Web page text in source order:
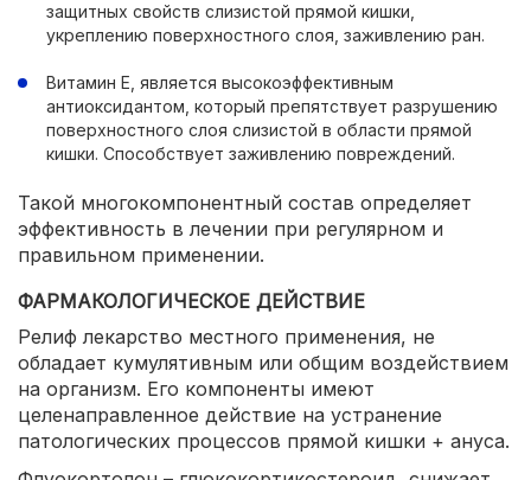
защитных свойств слизистой прямой кишки,
укреплению поверхностного слоя, заживлению ран.
Витамин Е, является высокоэффективным
антиоксидантом, который препятствует разрушению
поверхностного слоя слизистой в области прямой
кишки. Способствует заживлению повреждений.
Такой многокомпонентный состав определяет
эффективность в лечении при регулярном и
правильном применении.
ФАРМАКОЛОГИЧЕСКОЕ ДЕЙСТВИЕ
Релиф лекарство местного применения, не
обладает кумулятивным или общим воздействием
на организм. Его компоненты имеют
целенаправленное действие на устранение
патологических процессов прямой кишки + ануса.